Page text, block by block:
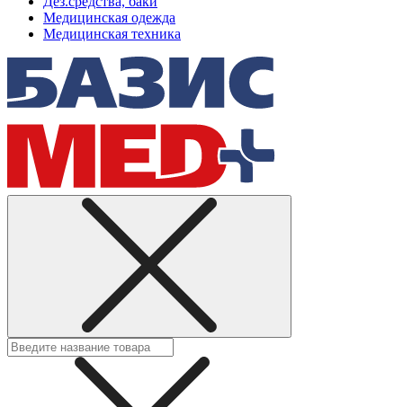
Медицинская одежда
Медицинская техника